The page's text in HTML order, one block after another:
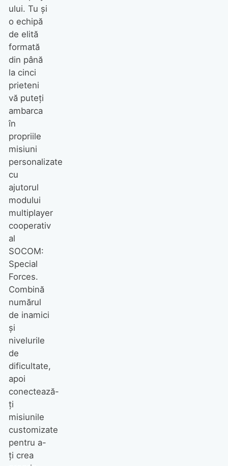
ului. Tu şi
o echipă
de elită
formată
din până
la cinci
prieteni
vă puteţi
ambarca
în
propriile
misiuni
personalizate
cu
ajutorul
modului
multiplayer
cooperativ
al
SOCOM:
Special
Forces.
Combină
numărul
de inamici
şi
nivelurile
de
dificultate,
apoi
conectează-
ţi
misiunile
customizate
pentru a-
ţi crea